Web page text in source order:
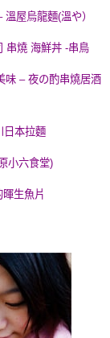
屋烏龍麵(溫や）
串燒 海鮮丼 -串鳥
味 – 夜の酌串燒居酒
日本拉麵
小六食堂)
生魚片